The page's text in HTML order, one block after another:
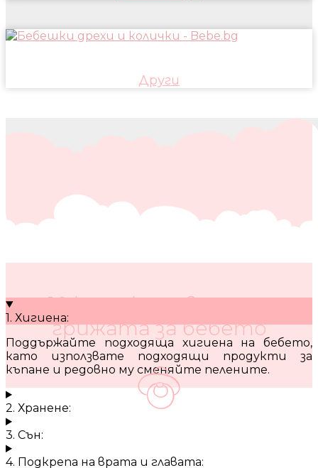
Други
10 кратки съвета за
грижата за бебето
1. Хигиена:
Поддържайте подходяща хигиена на бебето,
като използвате подходящи продукти за
къпане и редовно му сменяйте пелените.
2. Хранене:
3. Сън:
4. Подкрепа на врата и главата: